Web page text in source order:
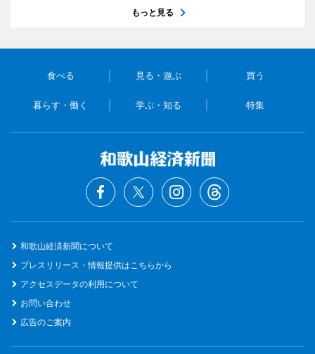
もっと見る
食べる 見る・遊ぶ 買う
暮らす・働く 学ぶ・知る 特集
和歌山経済新聞について
プレスリリース・情報提供はこちらから
アクセスデータの利用について
お問い合わせ
広告のご案内